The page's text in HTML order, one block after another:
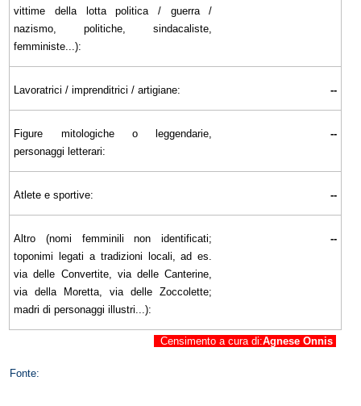
vittime della lotta politica / guerra /
nazismo, politiche, sindacaliste,
femministe...):
Lavoratrici / imprenditrici / artigiane: --
Figure mitologiche o leggendarie,
personaggi letterari:
--
Atlete e sportive: --
Altro (nomi femminili non identificati;
toponimi legati a tradizioni locali, ad es.
via delle Convertite, via delle Canterine,
via della Moretta, via delle Zoccolette;
madri di personaggi illustri...):
--
Censimento a cura di:Agnese Onnis
Fonte: